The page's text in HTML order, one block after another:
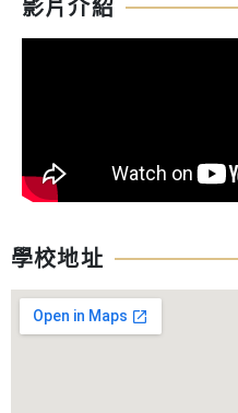
影片介紹
學校地址